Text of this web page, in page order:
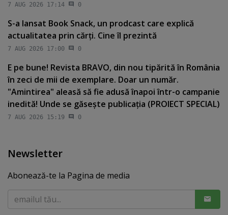
7 AUG 2026 17:14 0
S-a lansat Book Snack, un prodcast care explică
actualitatea prin cărţi. Cine îl prezintă
7 AUG 2026 17:00 0
E pe bune! Revista BRAVO, din nou tipărită în România
în zeci de mii de exemplare. Doar un număr.
"Amintirea" aleasă să fie adusă înapoi într-o campanie
inedită! Unde se găseşte publicaţia (PROIECT SPECIAL)
7 AUG 2026 15:19 0
Newsletter
Abonează-te la Pagina de media